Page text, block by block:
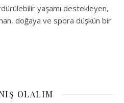
yaşamı destekleyen,
doğaya ve spora düşkün bir
OLALIM